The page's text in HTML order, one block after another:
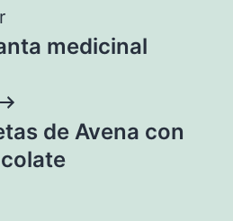
medicinal
de Avena con